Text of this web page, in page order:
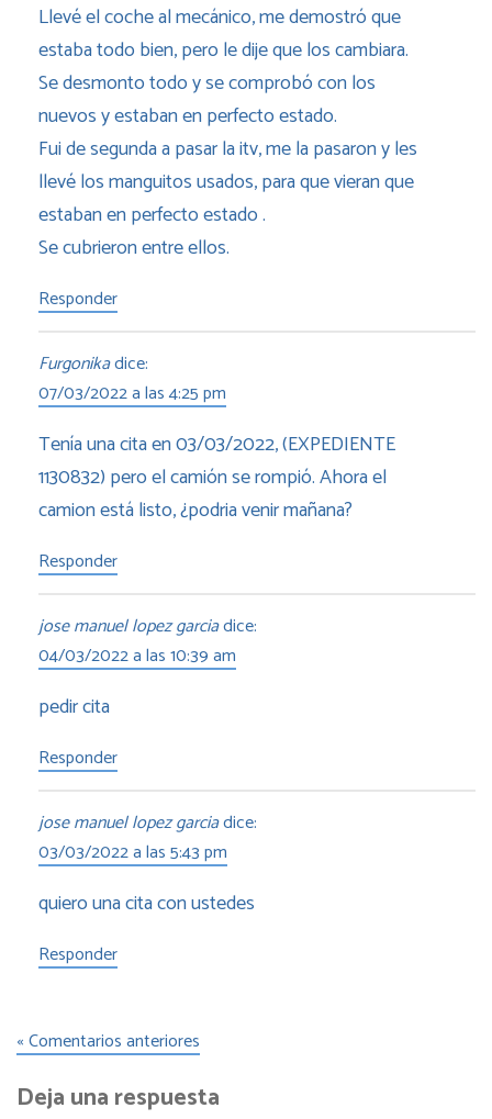
Llevé el coche al mecánico, me demostró que
estaba todo bien, pero le dije que los cambiara.
Se desmonto todo y se comprobó con los
nuevos y estaban en perfecto estado.
Fui de segunda a pasar la itv, me la pasaron y les
llevé los manguitos usados, para que vieran que
estaban en perfecto estado .
Se cubrieron entre ellos.
Responder
Furgonikadice:
07/03/2022 a las 4:25 pm
Tenía una cita en 03/03/2022, (EXPEDIENTE
1130832) pero el camión se rompió. Ahora el
camion está listo, ¿podria venir mañana?
Responder
jose manuel lopez garciadice:
04/03/2022 a las 10:39 am
pedir cita
Responder
jose manuel lopez garciadice:
03/03/2022 a las 5:43 pm
quiero una cita con ustedes
Responder
« Comentarios anteriores
Deja una respuesta